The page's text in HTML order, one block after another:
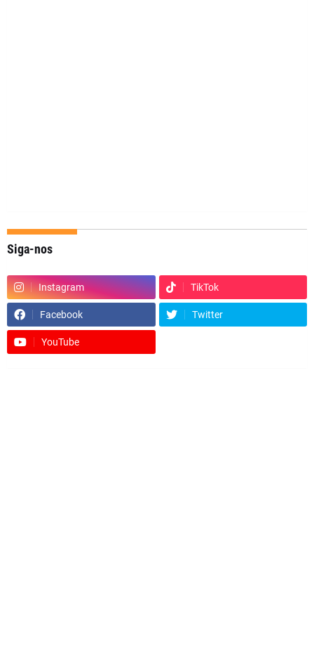
Siga-nos
Instagram TikTok
Facebook Twitter
YouTube